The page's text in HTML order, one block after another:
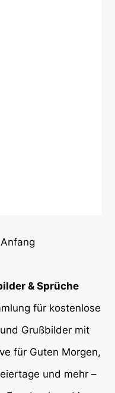
& Sprüche
für kostenlose
Grußbilder mit
für Guten Morgen,
und mehr –